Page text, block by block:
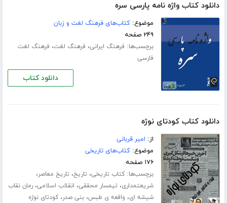
دانلود کتاب واژه نامه پارسی سره
موضوع:کتاب‌های فرهنگ لغت و زبان
۲۴۹ صفحه
برچسب‌ها: فرهنگ ایرانی، فرهنگ لغت، فرهنگ لغت
فارسی
دانلود کتاب
دانلود کتاب کودتای نوژه
از: امیر قربانی
موضوع:کتاب‌های تاریخی
۱۷۶ صفحه
برچسب‌ها:کتاب تاریخی، تاریخ، تاریخ معاصر،
شریعتمداری، تیمسار محققی، انقلاب اسلامی،رمان نقاب
شیشه ای، واقعه ی طبس،بنی صدر،کودتای نوژه